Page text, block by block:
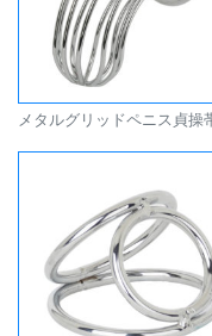
メタルグリッドペニス貞操